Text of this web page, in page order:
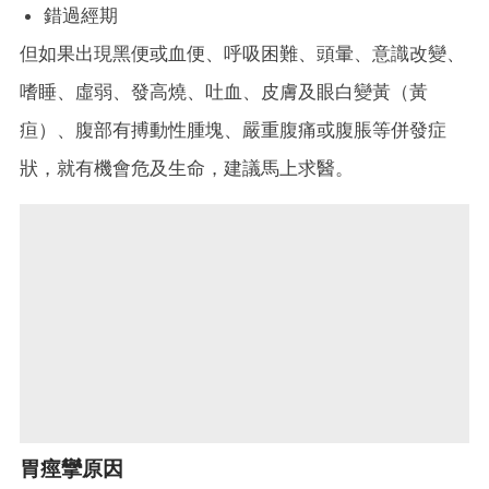
錯過經期
但如果出現黑便或血便、呼吸困難、頭暈、意識改變、
嗜睡、虛弱、發高燒、吐血、皮膚及眼白變黃（黃
疸）、腹部有搏動性腫塊、嚴重腹痛或腹脹等併發症
狀，就有機會危及生命，建議馬上求醫。
胃痙攣原因